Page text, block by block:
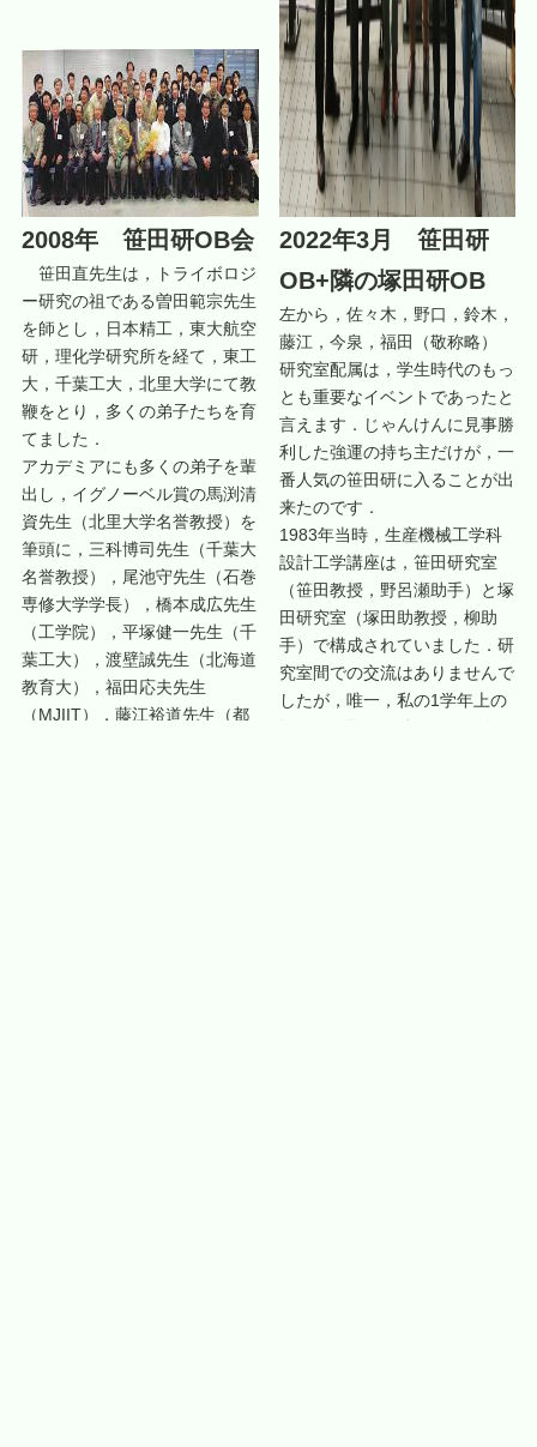
2008年 笹田研OB会
笹田直先生は，トライボロジ
ー研究の祖である曽田範宗先生
を師とし，日本精工，東大航空
研，理化学研究所を経て，東工
大，千葉工大，北里大学にて教
鞭をとり，多くの弟子たちを育
てました．
アカデミアにも多くの弟子を輩
出し，イグノーベル賞の馬渕清
資先生（北里大学名誉教授）を
筆頭に，三科博司先生（千葉大
名誉教授），尾池守先生（石巻
専修大学学長），橋本成広先生
（工学院），平塚健一先生（千
葉工大），渡壁誠先生（北海道
教育大），福田応夫先生
（MJIIT），藤江裕道先生（都
2022年3月 笹田研
OB+隣の塚田研OB
左から，佐々木，野口，鈴木，
藤江，今泉，福田（敬称略）
研究室配属は，学生時代のもっ
とも重要なイベントであったと
言えます．じゃんけんに見事勝
利した強運の持ち主だけが，一
番人気の笹田研に入ることが出
来たのです．
1983年当時，生産機械工学科
設計工学講座は，笹田研究室
（笹田教授，野呂瀬助手）と塚
田研究室（塚田助教授，柳助
手）で構成されていました．研
究室間での交流はありませんで
したが，唯一，私の1学年上の